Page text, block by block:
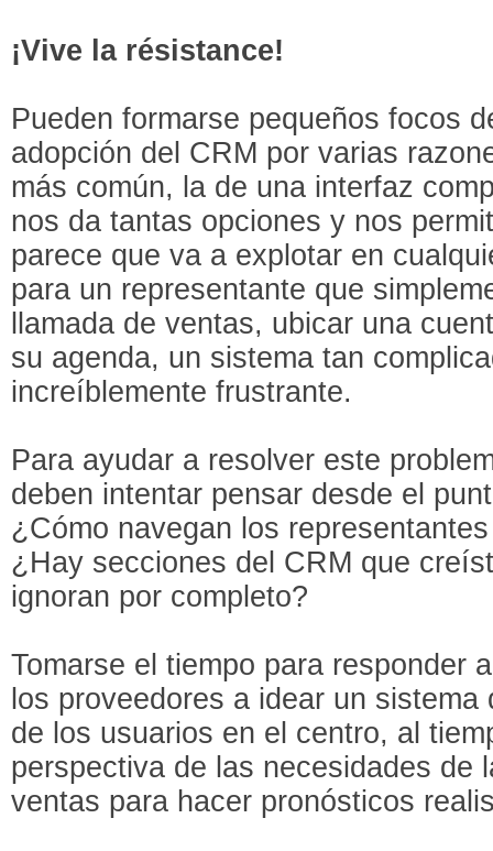
¡Vive la résistance!
Pueden formarse pequeños focos
adopción del CRM por varias
más común, la de una interfaz
nos da tantas opciones y nos
parece que va a explotar en
para un representante que
llamada de ventas, ubicar una
su agenda, un sistema tan
increíblemente frustrante.
Para ayudar a resolver este
deben intentar pensar desde el
¿Cómo navegan los
¿Hay secciones del CRM que
ignoran por completo?
Tomarse el tiempo para responder
los proveedores a idear un
de los usuarios en el centro, al
perspectiva de las necesidades de
ventas para hacer pronósticos